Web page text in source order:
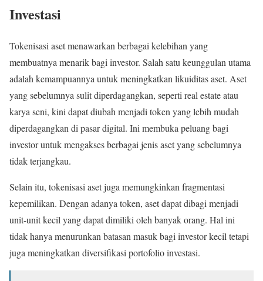
Investasi
Tokenisasi aset menawarkan berbagai kelebihan yang
membuatnya menarik bagi investor. Salah satu keunggulan utama
adalah kemampuannya untuk meningkatkan likuiditas aset. Aset
yang sebelumnya sulit diperdagangkan, seperti real estate atau
karya seni, kini dapat diubah menjadi token yang lebih mudah
diperdagangkan di pasar digital. Ini membuka peluang bagi
investor untuk mengakses berbagai jenis aset yang sebelumnya
tidak terjangkau.
Selain itu, tokenisasi aset juga memungkinkan fragmentasi
kepemilikan. Dengan adanya token, aset dapat dibagi menjadi
unit-unit kecil yang dapat dimiliki oleh banyak orang. Hal ini
tidak hanya menurunkan batasan masuk bagi investor kecil tetapi
juga meningkatkan diversifikasi portofolio investasi.